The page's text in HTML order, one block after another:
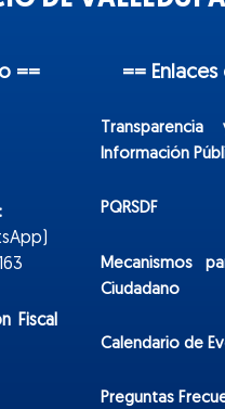
==
Fiscal
==
Información
PQRSDF
Mecanismos
Ciudadano
Calendario de
Preguntas